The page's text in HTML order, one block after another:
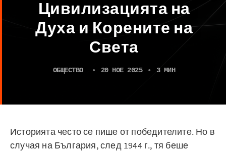
Цивилизацията на
Духа и Корените на
Света
ОБЩЕСТВО • 20 НОЕ 2025 • 3 МИН
Историята често се пише от победителите. Но в
случая на България, след 1944 г., тя беше